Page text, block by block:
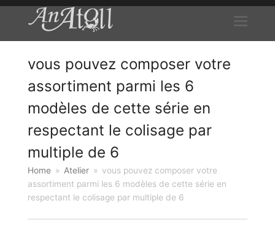
vous pouvez composer votre
assortiment parmi les 6
modèles de cette série en
respectant le colisage par
multiple de 6
Home » Atelier » vous pouvez composer votre
assortiment parmi les 6 modèles de cette série en
respectant le colisage par multiple de 6